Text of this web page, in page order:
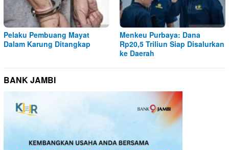
Pelaku Pembuang Mayat
Dalam Karung Ditangkap
Menkeu Purbaya: Dana
Rp20,5 Triliun Siap Disalurkan
ke Daerah
BANK JAMBI